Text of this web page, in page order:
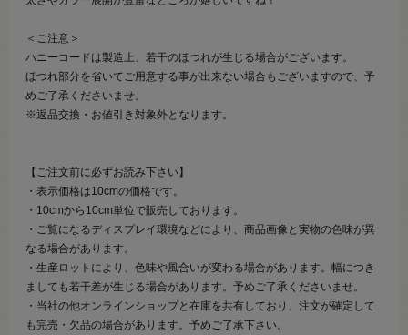
＜ご注意＞
ハニーコードは製造上、若干のほつれが生じる場合がございます。
ほつれ部分を省いてご用意する事が出来ない場合もございますので、予
めご了承くださいませ。
※返品交換・お値引き対象外となります。
【ご注文前に必ずお読み下さい】
・表示価格は10cmの価格です。
・10cmから10cm単位で販売しております。
・ご覧になるディスプレイ環境などにより、商品画像と実物の色味が異
なる場合があります。
・生産ロットにより、色味や風合いが変わる場合があります。幅につき
ましても若干差が生じる場合があります。予めご了承くださいませ。
・当社の他オンラインショップと在庫を共有しており、注文が確定して
も完売・欠品の場合があります。予めご了承下さい。